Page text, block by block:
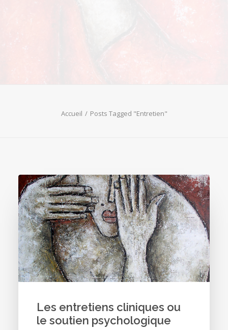
Accueil Posts Tagged "Entretien"
Les entretiens cliniques ou
le soutien psychologique